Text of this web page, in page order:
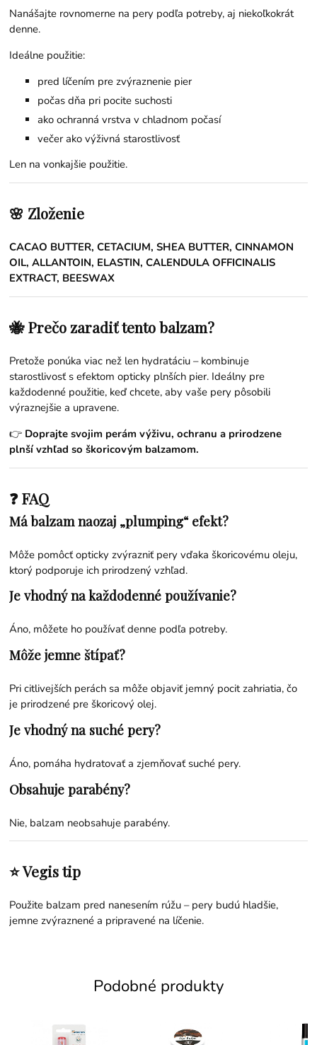
Nanášajte rovnomerne na pery podľa potreby, aj niekoľkokrát
denne.
Ideálne použitie:
pred líčením pre zvýraznenie pier
počas dňa pri pocite suchosti
ako ochranná vrstva v chladnom počasí
večer ako výživná starostlivosť
Len na vonkajšie použitie.
🌸 Zloženie
CACAO BUTTER, CETACIUM, SHEA BUTTER, CINNAMON
OIL, ALLANTOIN, ELASTIN, CALENDULA OFFICINALIS
EXTRACT, BEESWAX
🐝 Prečo zaradiť tento balzam?
Pretože ponúka viac než len hydratáciu – kombinuje
starostlivosť s efektom opticky plnších pier. Ideálny pre
každodenné použitie, keď chcete, aby vaše pery pôsobili
výraznejšie a upravene.
👉 Doprajte svojim perám výživu, ochranu a prirodzene
plnší vzhľad so škoricovým balzamom.
❓ FAQ
Má balzam naozaj „plumping“ efekt?
Môže pomôcť opticky zvýrazniť pery vďaka škoricovému oleju,
ktorý podporuje ich prirodzený vzhľad.
Je vhodný na každodenné používanie?
Áno, môžete ho používať denne podľa potreby.
Môže jemne štípať?
Pri citlivejších perách sa môže objaviť jemný pocit zahriatia, čo
je prirodzené pre škoricový olej.
Je vhodný na suché pery?
Áno, pomáha hydratovať a zjemňovať suché pery.
Obsahuje parabény?
Nie, balzam neobsahuje parabény.
⭐ Vegis tip
Použite balzam pred nanesením rúžu – pery budú hladšie,
jemne zvýraznené a pripravené na líčenie.
Podobné produkty